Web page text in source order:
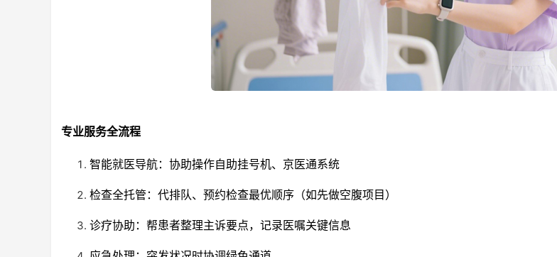
专业服务全流程
智能就医导航：协助操作自助挂号机、京医通系统
检查全托管：代排队、预约检查最优顺序（如先做空腹项目）
诊疗协助：帮患者整理主诉要点，记录医嘱关键信息